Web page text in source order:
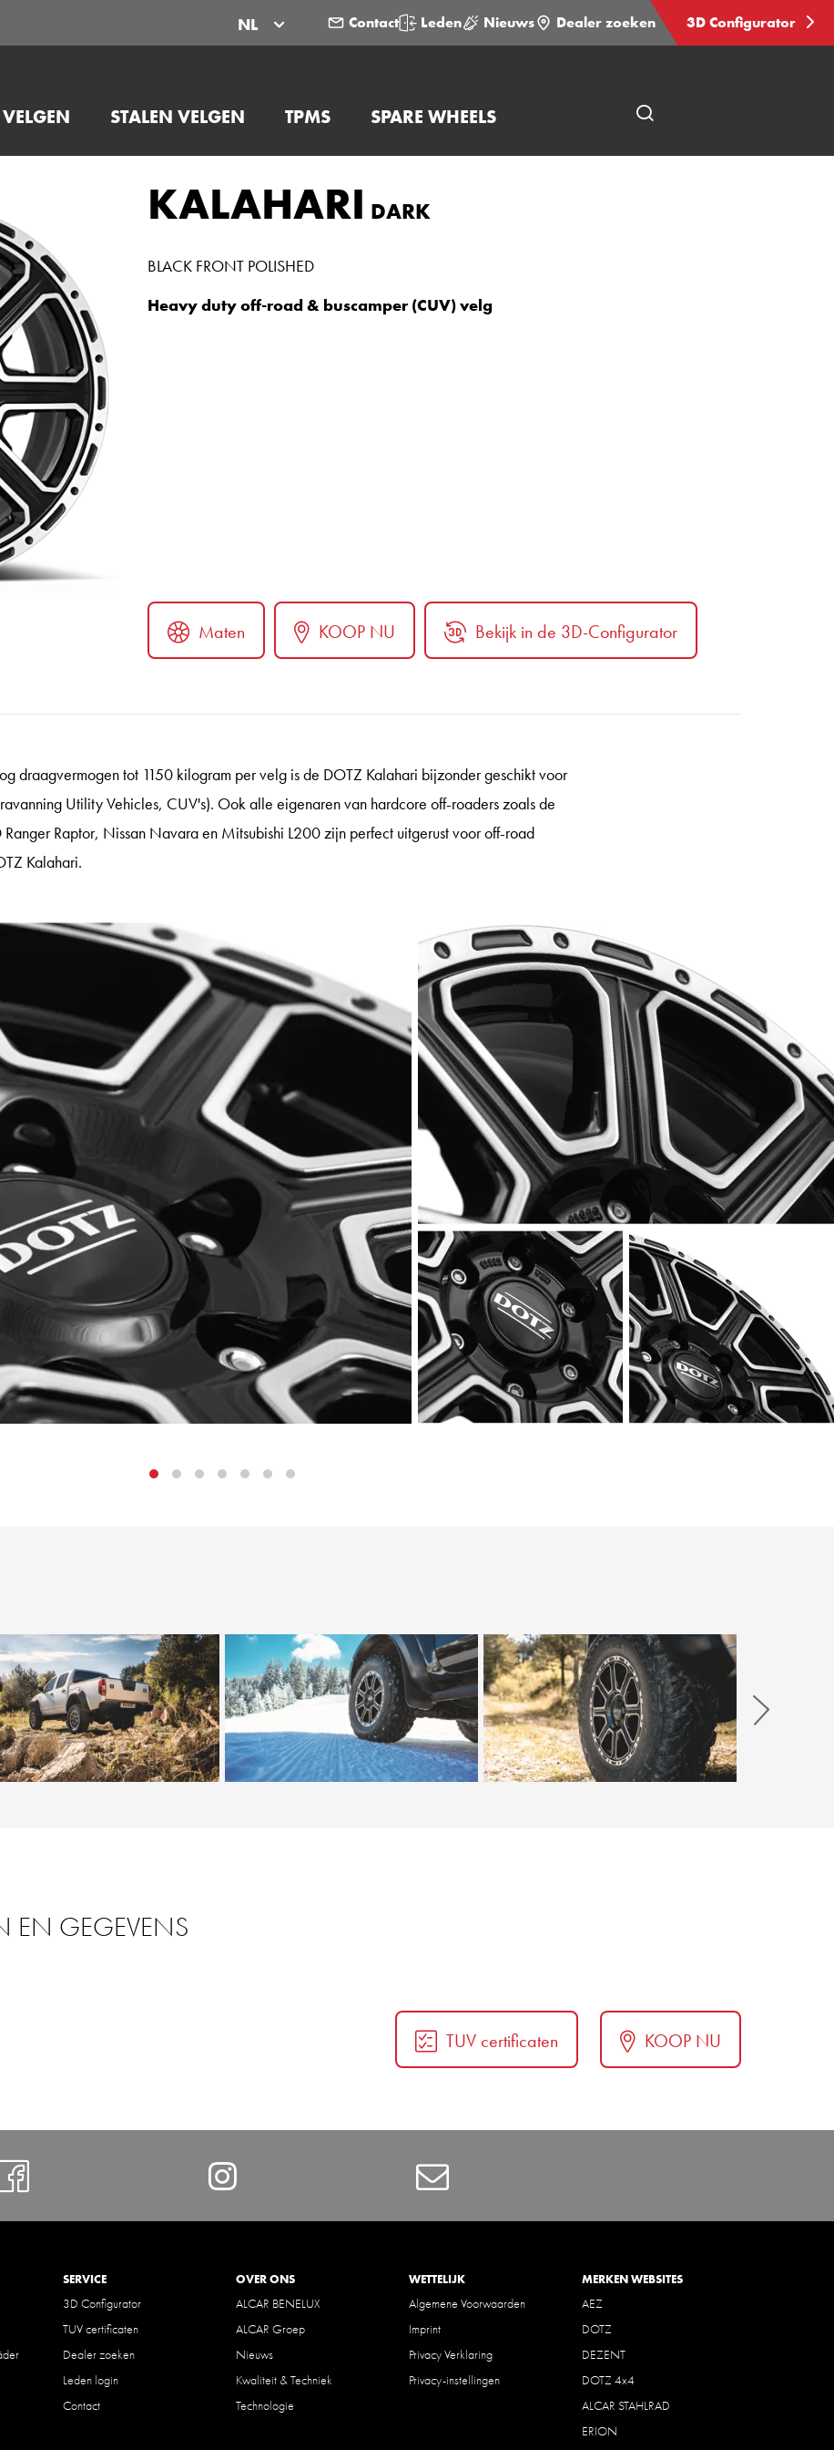
NL Contact Leden Nieuws Dealer zoeken 3D Configurator
STALEN VELGEN TPMS SPARE WHEELS
KALAHARI DARK
BLACK FRONT POLISHED
Heavy duty off-road & buscamper (CUV) velg
Maten KOOP NU Bekijk in de 3D-Configurator
draagvermogen tot 1150 kilogram per velg is de DOTZ Kalahari bijzonder geschikt voor
Utility Vehicles, CUV's). Ook alle eigenaren van hardcore off-roaders zoals de
Ranger Raptor, Nissan Navara en Mitsubishi L200 zijn perfect uitgerust voor off-road
Kalahari.
Weiter
EN GEGEVENS
TUV certificaten KOOP NU
Instagram Contact
SERVICE
3D Configurator
TUV certificaten
Dealer zoeken
Leden login
Contact
OVER ONS
ALCAR BENELUX
ALCAR Groep
Nieuws
Kwaliteit & Techniek
Technologie
WETTELIJK
Algemene Voorwaarden
Imprint
Privacy Verklaring
Privacy-instellingen
MERKEN WEBSITES
AEZ
DOTZ
DEZENT
DOTZ 4x4
ALCAR STAHLRAD
ERION